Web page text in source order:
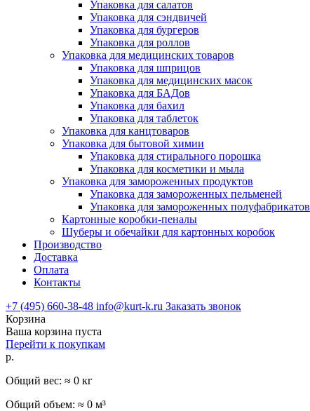
Упаковка для салатов
Упаковка для сэндвичей
Упаковка для бургеров
Упаковка для роллов
Упаковка для медицинских товаров
Упаковка для шприцов
Упаковка для медицинских масок
Упаковка для БАДов
Упаковка для бахил
Упаковка для таблеток
Упаковка для канцтоваров
Упаковка для бытовой химии
Упаковка для стирального порошка
Упаковка для косметики и мыла
Упаковка для замороженных продуктов
Упаковка для замороженных пельменей
Упаковка для замороженных полуфабрикатов
Картонные коробки-пеналы
Шуберы и обечайки для картонных коробок
Производство
Доставка
Оплата
Контакты
+7 (495) 660-38-48 info@kurt-k.ru Заказать звонок
Корзина
Ваша корзина пуста
Перейти к покупкам
р.
Общий вес: ≈ 0 кг
Общий объем: ≈ 0 м³